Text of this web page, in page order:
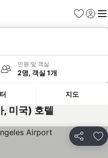
즐겨찾기
로그인
메
인원 및 객실
2명, 객실 1개
지도
, 미국) 호텔
공유 즐